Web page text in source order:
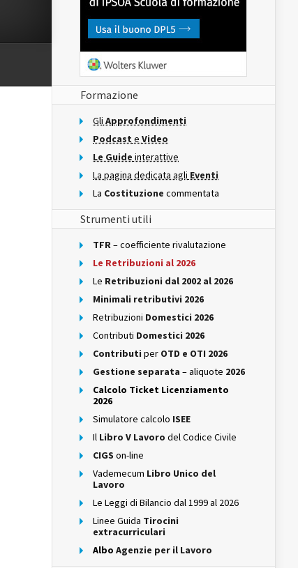
Formazione
Gli Approfondimenti
Podcast e Video
Le Guide interattive
La pagina dedicata agli Eventi
La Costituzione commentata
Strumenti utili
TFR– coefficiente rivalutazione
Le Retribuzioni al 2026
Le Retribuzioni dal 2002 al 2026
Minimali retributivi 2026
Retribuzioni Domestici 2026
Contributi Domestici 2026
Contributi per OTD e OTI 2026
Gestione separata – aliquote 2026
Calcolo Ticket Licenziamento
2026
Simulatore calcolo ISEE
Il Libro V Lavoro del Codice Civile
CIGS on-line
Vademecum Libro Unico del
Lavoro
Le Leggi di Bilancio dal 1999 al 2026
Linee Guida Tirocini
extracurriculari
Albo Agenzie per il Lavoro